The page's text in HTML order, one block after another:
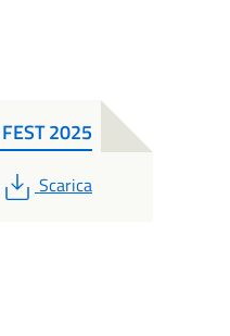
2025
PDF
Scarica